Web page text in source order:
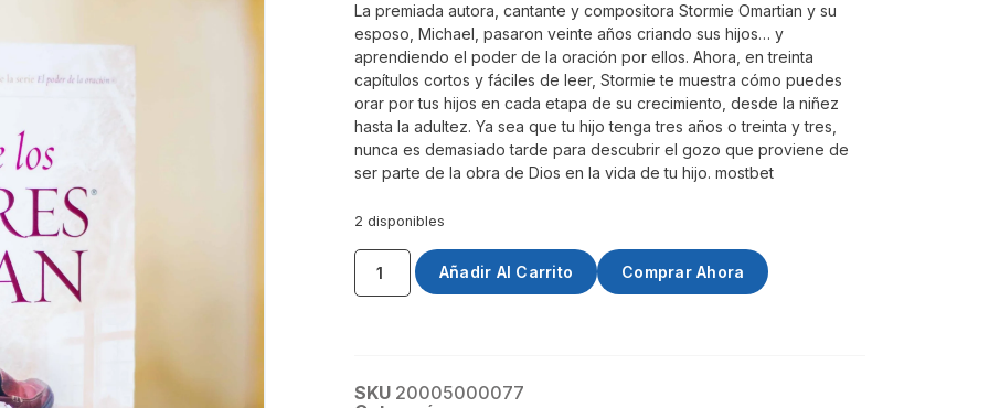
La premiada autora, cantante y compositora Stormie Omartian y su
esposo, Michael, pasaron veinte años criando sus hijos… y
aprendiendo el poder de la oración por ellos. Ahora, en treinta
capítulos cortos y fáciles de leer, Stormie te muestra cómo puedes
orar por tus hijos en cada etapa de su crecimiento, desde la niñez
hasta la adultez. Ya sea que tu hijo tenga tres años o treinta y tres,
nunca es demasiado tarde para descubrir el gozo que proviene de
ser parte de la obra de Dios en la vida de tu hijo. mostbet
2 disponibles
Añadir Al Carrito Comprar Ahora
SKU 20005000077